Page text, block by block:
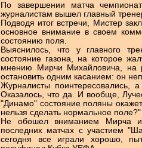
По завершении матча
журналистам вышел главный
Подводя итог встречи, Мистер
основное внимание в своем
состоянию поля.
Выяснилось, что у главного
состояние газона, на которое
мнению Мирчи Михайловича, на
остановить одним касанием: он
Журналисты поинтересовались,
Оказалось, что да. И вообще,
"Динамо" состояние поляны
нельзя сделать нормальное
Не обошел вниманием Мирча
последних матчах с участием
сегодня все играли хорошо,